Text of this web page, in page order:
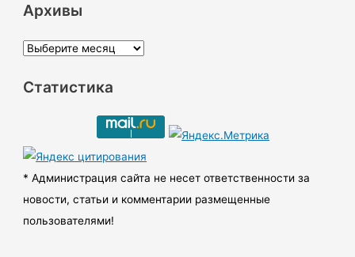
Архивы
А
х
ы
Статистика
* Администрация сайта не несет ответственности за
новости, статьи и комментарии размещенные
пользователями!